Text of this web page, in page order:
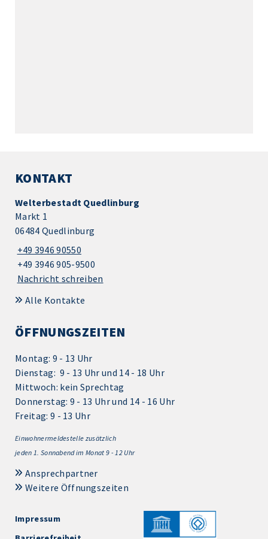
KONTAKT
Welterbestadt Quedlinburg
Markt 1
06484 Quedlinburg
+49 3946 90550
+49 3946 905-9500
Nachricht schreiben
Alle Kontakte
ÖFFNUNGSZEITEN
Montag: 9 - 13 Uhr
Dienstag: 9 - 13 Uhr und 14 - 18 Uhr
Mittwoch: kein Sprechtag
Donnerstag: 9 - 13 Uhr und 14 - 16 Uhr
Freitag: 9 - 13 Uhr
Einwohnermeldestelle zusätzlich
jeden 1. Sonnabend im Monat 9 - 12 Uhr
Ansprechpartner
Weitere Öffnungszeiten
Impressum